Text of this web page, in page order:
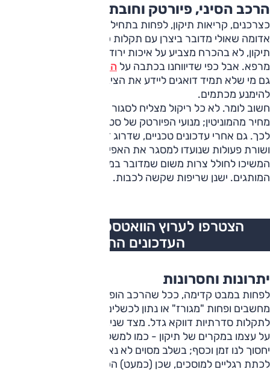
הרכב הסיני, פיורטק וחובת הדיווח
כצרכנים, קריאות תיקון, לפחות בתחילתן הדליקו אצלנו נורה
אדומה שאולי מדובר ביצרן עם תקלות כרוניות. אבל ריבוי קריאות
תיקון, לא בהכרח מצביע על איכות ירודה יותר או מחלות שאין להן
מרפא. אבל כפי שדיווחנו בכתבה על הריקול בדגמים הסינים
גם מי שלא תמיד דואגים ליידע את הציבור בזמן או בכלל, כדי
להימנע מכתמים.
חשוב לומר. לא כל ריקול מצליח לסגור את הפינות בלי לגבות
מחיר מהמוניטין; מנועי הפיורטק של סטלנטיס הם דוגמה טובה
לכך. גם אחרי עדכונים טכניים, שדרוג דרמטי של האחריות,
ושורת פעולות שנועדו למסגר את האפיזודה הזו, המנועים
המשיכו לחולל צרות משום שמדובר במאות אלפי יחידות מכלל
המותגים. ישנן שריפות שקשה לכבות.
הצטרפו לערוץ הוואטספ של
העדכונים החמים
יתרונות וחסרונות
לפחות במבט קדימה, ככל שהרכב הופך למוצר שמבוסס על
מחשבים ופחות "מגורז" או נתון לכשלים מסורתיים, כך גם הסיכון
לתקלות סדרתיות דווקא גדל. מצד שני, המוטיב שמתחיל לחזור
על עצמו במקרים של תיקון - כמו למשל חומרה, בסופו של דבר
יחסוך לנו זמן וכסף; בשלב מסוים לא נאלץ בכל קריאת שירות
לכתת רגליים למוסכים, שכן (כמעט) הכל יבוצע מרחוק.